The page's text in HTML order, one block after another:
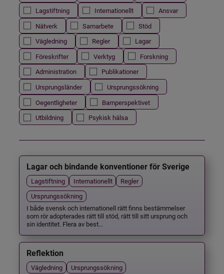
Lagstiftning
Internationellt
Ansvar
Nätverk
Samarbete
Stöd
Vägledning
Regler
Lagar
Föreskrifter
Verktyg
Forskning
Administration
Publikationer
Ursprungsländer
Ursprungssökning
Oegentligheter
Barnperspektivet
Utbildning
Psykisk hälsa
Lagar och bindande konventioner för Sverige
Lagstiftning Internationellt
Regler
Ursprungssökning
I både svensk och internationell rätt finns bestämmelser
som rör adopterades rätt till stöd, rätt till sitt ursprung och
sin identitet. Flera av best...
Reflektion
Vägledning
Ursprungssökning